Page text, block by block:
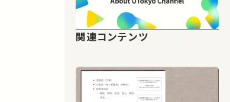
関連コンテンツ